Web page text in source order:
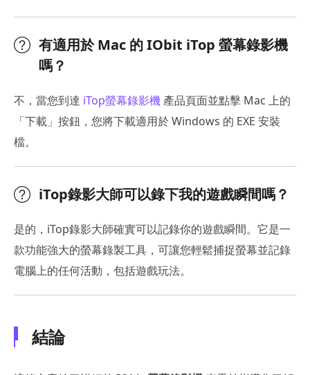
有適用於 Mac 的 IObit iTop 螢幕錄影機
嗎？
不，當您到達 iTop螢幕錄影機 產品頁面並點擊 Mac 上的
「下載」按鈕，您將下載適用於 Windows 的 EXE 安裝
檔。
iTop錄影大師可以錄下我的遊戲瞬間嗎？
是的，iTop錄影大師確實可以記錄你的遊戲瞬間。它是一
款功能強大的螢幕錄製工具，可讓您輕鬆捕捉螢幕並記錄
電腦上的任何活動，包括遊戲玩法。
結論